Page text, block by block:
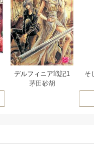
デルフィニア戦記1
茅田砂胡
そ